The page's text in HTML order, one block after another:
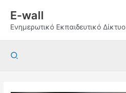
περιεχόμενο
E-wall
Ενημερωτικό Εκπαιδευτικό Δίκτυο
Αναζήτηση